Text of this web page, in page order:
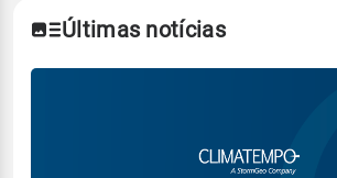
Últimas notícias